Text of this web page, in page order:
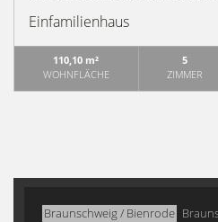
Einfamilienhaus
110,10 m²
WOHNFLÄCHE
5
ZIMMER
Braunschweig / Bienrode